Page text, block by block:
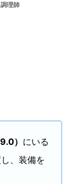
調理師
） にいる
、装備を